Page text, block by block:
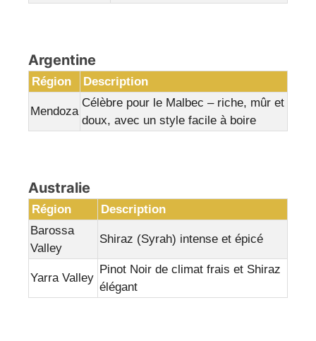
Argentine
Région Description
Mendoza
Célèbre pour le Malbec – riche, mûr et
doux, avec un style facile à boire
Australie
Région
Description
Barossa
Valley
Shiraz (Syrah) intense et épicé
Yarra Valley
Pinot Noir de climat frais et Shiraz
élégant